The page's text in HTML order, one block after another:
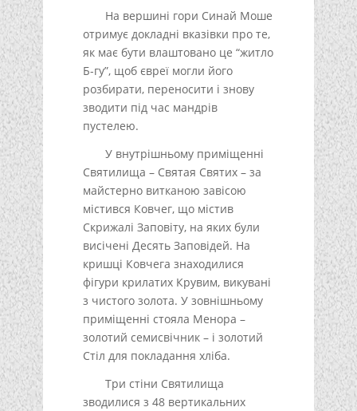
На вершині гори Синай Моше
отримує докладні вказівки про те,
як має бути влаштовано це “житло
Б-гу”, щоб євреї могли його
розбирати, переносити і знову
зводити під час мандрів
пустелею.
У внутрішньому приміщенні
Святилища – Святая Святих – за
майстерно витканою завісою
містився Ковчег, що містив
Скрижалі Заповіту, на яких були
висічені Десять Заповідей. На
кришці Ковчега знаходилися
фігури крилатих Крувим, викувані
з чистого золота. У зовнішньому
приміщенні стояла Менора –
золотий семисвічник – і золотий
Стіл для покладання хліба.
Три стіни Святилища
зводилися з 48 вертикальних